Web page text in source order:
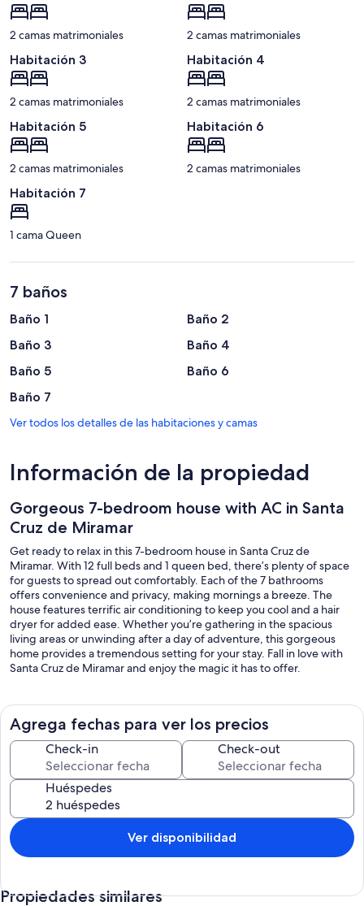
2 camas matrimoniales 2 camas matrimoniales
Habitación 3
2 camas matrimoniales
Habitación 4
2 camas matrimoniales
Habitación 5
2 camas matrimoniales
Habitación 6
2 camas matrimoniales
Habitación 7
1 cama Queen
7 baños
Baño 1
Baño 2
Baño 3
Baño 4
Baño 5
Baño 6
Baño 7
Ver todos los detalles de las habitaciones y camas
Información de la propiedad
Gorgeous 7-bedroom house with AC in Santa
Cruz de Miramar
Get ready to relax in this 7-bedroom house in Santa Cruz de
Miramar. With 12 full beds and 1 queen bed, there’s plenty of space
for guests to spread out comfortably. Each of the 7 bathrooms
offers convenience and privacy, making mornings a breeze. The
house features terrific air conditioning to keep you cool and a hair
dryer for added ease. Whether you’re gathering in the spacious
living areas or unwinding after a day of adventure, this gorgeous
home provides a tremendous setting for your stay. Fall in love with
Santa Cruz de Miramar and enjoy the magic it has to offer.
Agrega fechas para ver los precios
Check-in Check-out
Huéspedes
Ver disponibilidad
Propiedades similares